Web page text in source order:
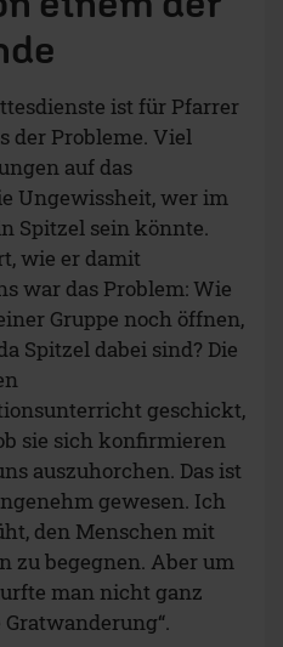
ist für Pfarrer
der Probleme. Viel
auf das
Ungewissheit, wer im
Spitzel sein könnte.
wie er damit
war das Problem: Wie
Gruppe noch öffnen,
Spitzel dabei sind? Die
geschickt,
sie sich konfirmieren
auszuhorchen. Das ist
gewesen. Ich
den Menschen mit
zu begegnen. Aber um
man nicht ganz